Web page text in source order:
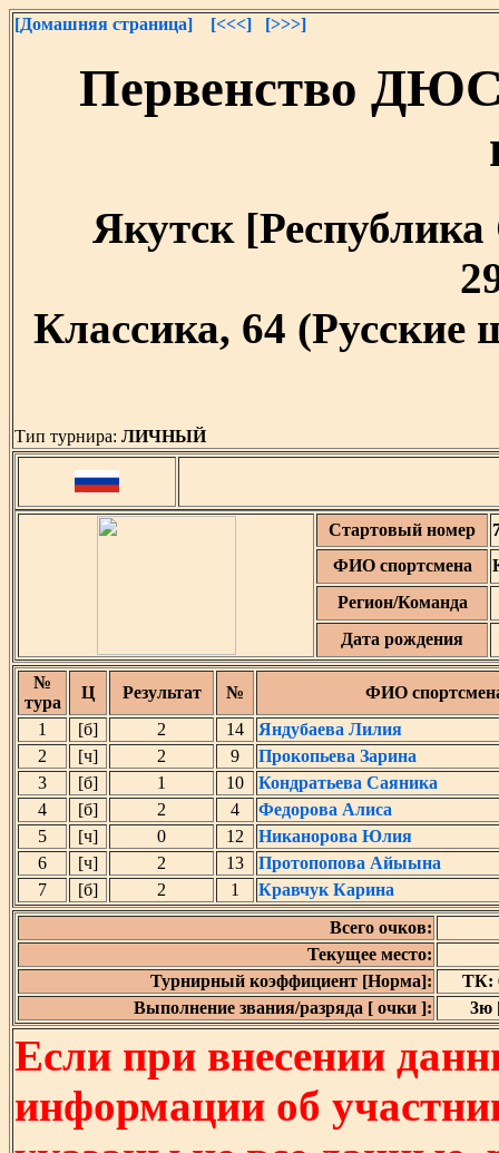
[Домашняя страница] [<<<] [>>>]
Первенство
Якутск
Классика, 64
Тип турнира: ЛИЧНЫЙ
Стартовый номер
ФИО спортсмена
Регион/Команда
Дата рождения
№
тура
Ц Результат №
ФИО
1
[б] 2 14
Яндубаева Лилия
2
[ч] 2 9
Прокопьева Зарина
3
[б] 1 10
Кондратьева Саяника
4
[б] 2 4
Федорова Алиса
5
[ч] 0 12
Никанорова Юлия
6
[ч] 2 13
Протопопова Айыына
7
[б] 2 1
Кравчук Карина
Всего очков:
Текущее место:
Турнирный коэффициент [Норма]:
ТК:
Выполнение звания/разряда [ очки ]:
3ю
Если при внесении
информации об